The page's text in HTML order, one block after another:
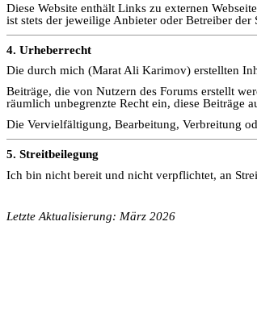
Diese Website enthält Links zu externen
ist stets der jeweilige Anbieter oder Betreiber der
4. Urheberrecht
Die durch mich (Marat Ali Karimov) erstellten
Beiträge, die von Nutzern des Forums erstellt
räumlich unbegrenzte Recht ein, diese Beiträge
Die Vervielfältigung, Bearbeitung, Verbreitung
5. Streitbeilegung
Ich bin nicht bereit und nicht verpflichtet, an
Letzte Aktualisierung: März 2026